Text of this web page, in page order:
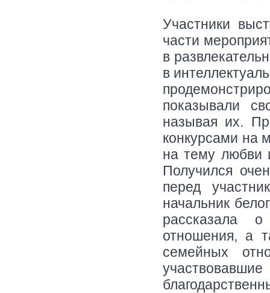
Участники
части
в
в
показывали
называя их.
конкурсами на
на тему любви
Получился
перед
начальник
рассказала о
отношения, а
семейных